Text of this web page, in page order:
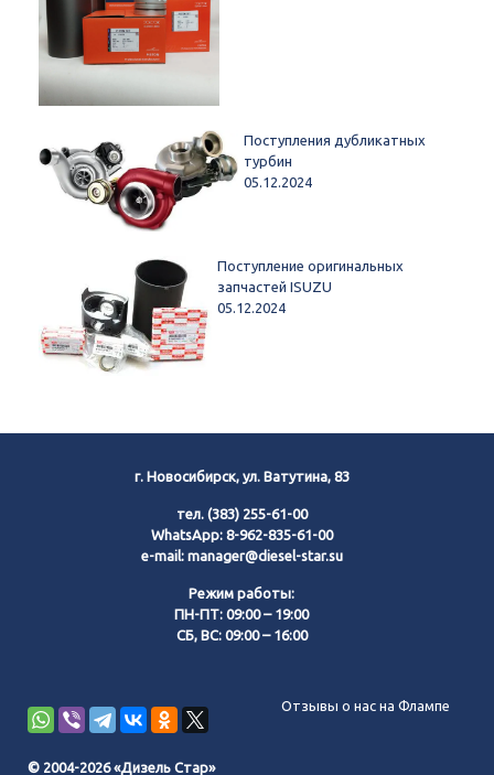
Поступления дубликатных
турбин
05.12.2024
Поступление оригинальных
запчастей ISUZU
05.12.2024
г. Новосибирск, ул. Ватутина, 83
тел. (383) 255-61-00
WhatsApp: 8-962-835-61-00
e-mail: manager@diesel-star.su
Режим работы:
ПН-ПТ: 09:00 – 19:00
СБ, ВС: 09:00 – 16:00
Отзывы о нас на Флампе
© 2004-2026 «Дизель Стар»